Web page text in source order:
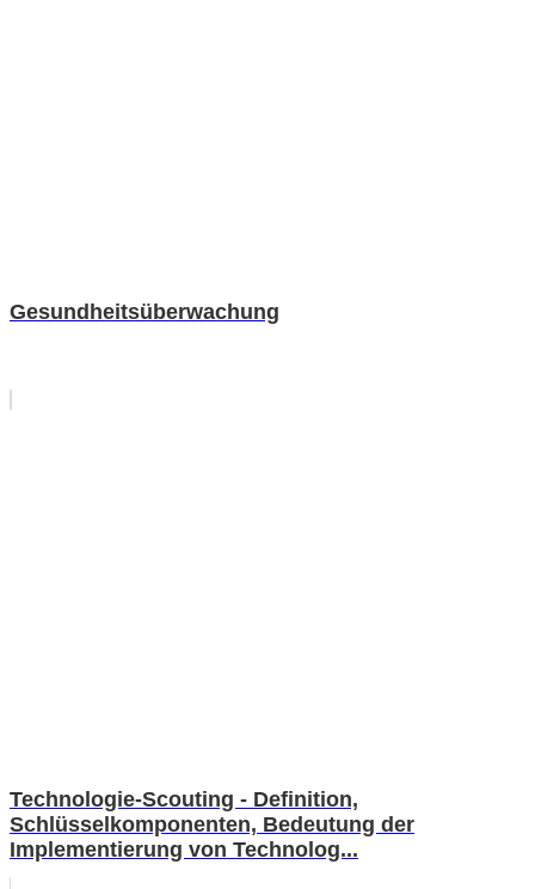
Gesundheitsüberwachung
Technologie-Scouting - Definition,
Schlüsselkomponenten, Bedeutung der
Implementierung von Technolog...